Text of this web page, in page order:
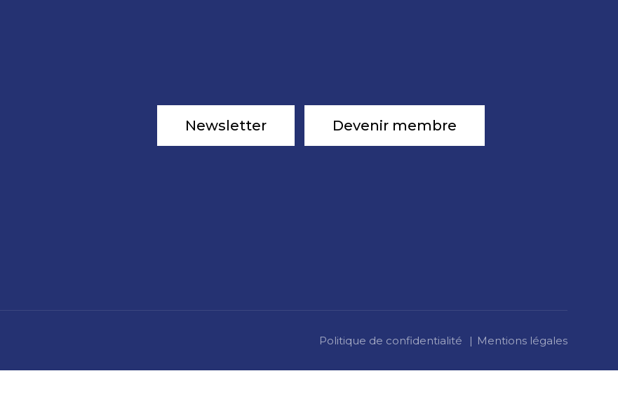
Newsletter Devenir membre
Politique de confidentialité Mentions légales